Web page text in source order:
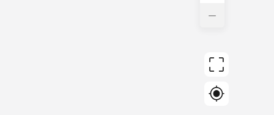
−